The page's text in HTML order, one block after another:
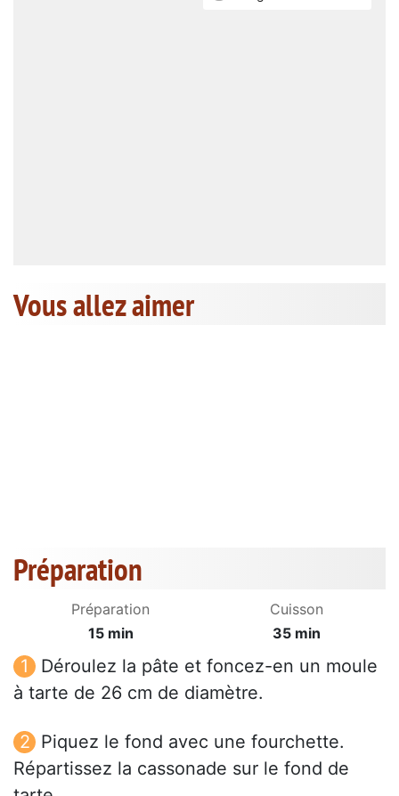
Vous allez aimer
Préparation
Préparation
15 min
Cuisson
35 min
Déroulez la pâte et foncez-en un moule
à tarte de 26 cm de diamètre.
Piquez le fond avec une fourchette.
Répartissez la cassonade sur le fond de